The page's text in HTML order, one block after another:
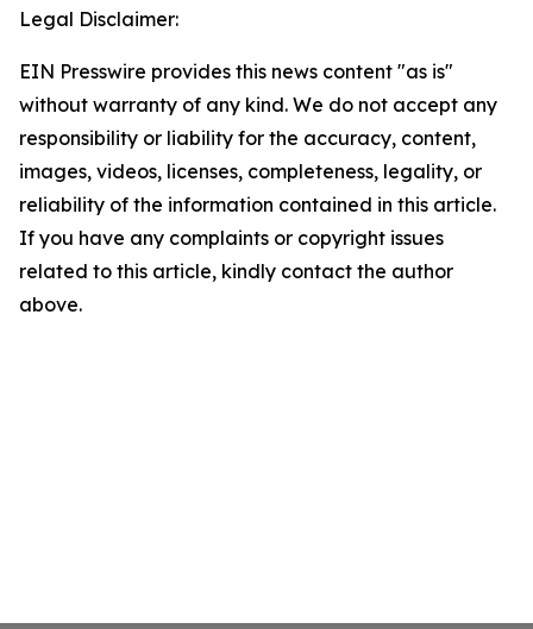
Legal Disclaimer:
EIN Presswire provides this news content "as is"
without warranty of any kind. We do not accept any
responsibility or liability for the accuracy, content,
images, videos, licenses, completeness, legality, or
reliability of the information contained in this article.
If you have any complaints or copyright issues
related to this article, kindly contact the author
above.